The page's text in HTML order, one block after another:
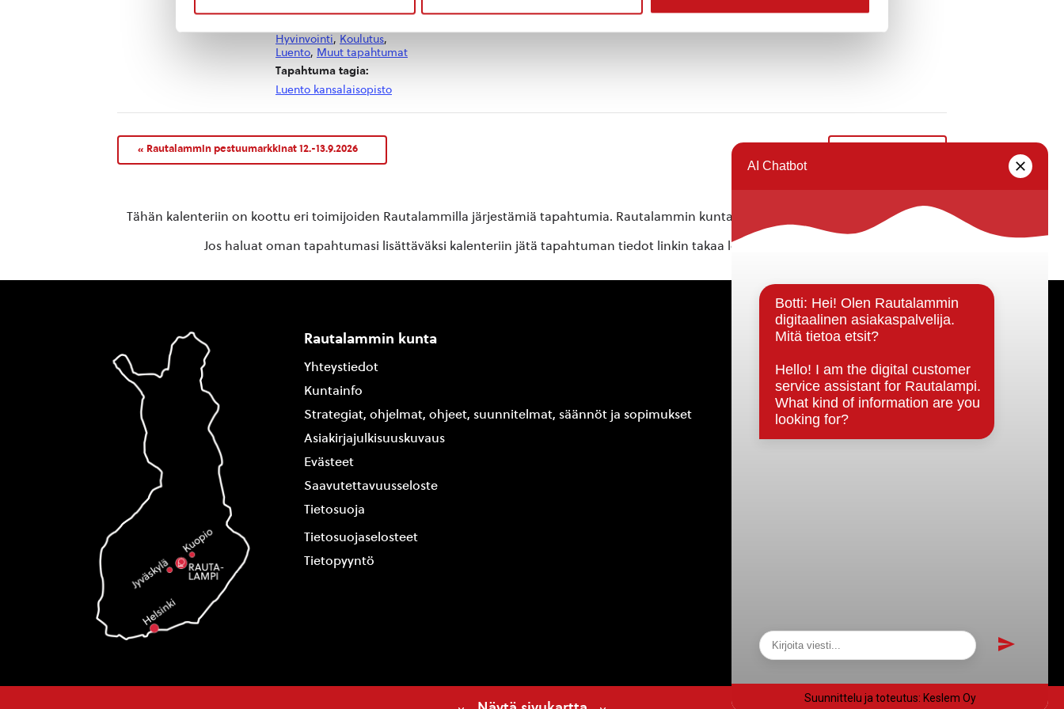
Hyvinvointi, Koulutus,
Luento, Muut tapahtumat
Tapahtuma tagia:
Luento kansalaisopisto
« Rautalammin pestuumarkkinat 12.-13.9.2026
Tähän kalenteriin on koottu eri toimijoiden Rautalammilla järjestämiä tapahtumia. Rautalammin kunta ei vastaa tietojen oikeellisuudesta.
Jos haluat oman tapahtumasi lisättäväksi kalenteriin jätä tapahtuman tiedot linkin takaa löytyvällä
Rautalammin kunta
Yhteystiedot
Kuntainfo
Strategiat, ohjelmat, ohjeet, suunnitelmat, säännöt ja sopimukset
Asiakirjajulkisuuskuvaus
Evästeet
Saavutettavuusseloste
Tietosuoja
Tietosuojaselosteet
Tietopyyntö
Päätöksenteko ja lähidemokratia
Päätökset, esityslistat & pöytäkirjat
Hallinto
Kunnanhallitus
Kunnanvaltuusto